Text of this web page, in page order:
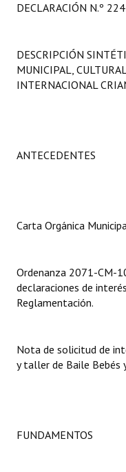
LEGISLACIÓN
Carta Orgánica 2007
Digesto
DOCUMENTOS
Informes de Gestión
Dictámenes Asesoría
DECLARACIÓN N.º
DESCRIPCIÓN
MUNICIPAL,
INTERNACIONAL
ANTECEDENTES
Carta Orgánica
Ordenanza 2071-CM-
declaraciones de
Reglamentación.
Nota de solicitud de
y taller de Baile Bebés
FUNDAMENTOS